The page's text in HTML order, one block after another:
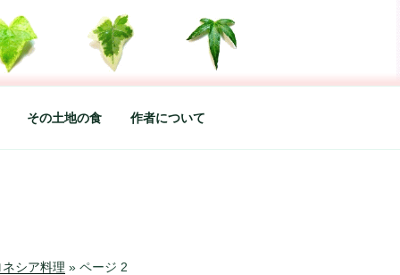
た松本あづさのDIARYです
その土地の食 作者について
ネシア料理 »ページ 2